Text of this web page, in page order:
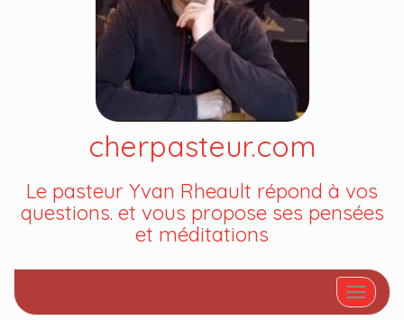
cherpasteur.com
Le pasteur Yvan Rheault répond à vos
questions. et vous propose ses pensées
et méditations
Afficher/